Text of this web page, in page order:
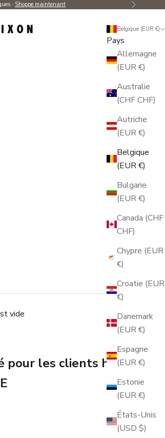
· Shoppe maintenant Suivant
Belgique (EUR €)
Pays
Allemagne
(EUR €)
Australie
(CHF CHF)
Autriche
(EUR €)
Belgique
(EUR €)
Bulgarie
(EUR €)
Canada (CHF
CHF)
Chypre (EUR
€)
Croatie (EUR
€)
Danemark
(EUR €)
Espagne
(EUR €)
Estonie
(EUR €)
États-Unis
(USD $)
vide
pour les clients hors